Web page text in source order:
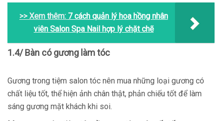
>> Xem thêm: 7 cách quản lý hoa hồng nhân
viên Salon Spa Nail hợp lý chặt chẽ
1.4/ Bàn có gương làm tóc
Gương trong tiệm salon tóc nên mua những loại gương có
chất liệu tốt, thể hiện ảnh chân thật, phản chiếu tốt để làm
sáng gương mặt khách khi soi.